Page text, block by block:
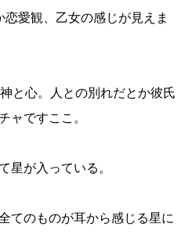
恋愛観、乙女の感じが見えま
と心。人との別れだとか彼氏
ャですここ。
星が入っている。
てのものが耳から感じる星に